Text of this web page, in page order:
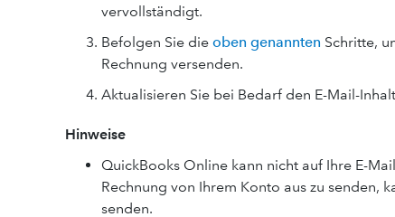
vervollständigt.
Befolgen Sie die oben genannten Schritte,
Rechnung versenden.
Aktualisieren Sie bei Bedarf den E-Mail-
Hinweise
QuickBooks Online kann nicht auf Ihre E-
Rechnung von Ihrem Konto aus zu senden,
senden.